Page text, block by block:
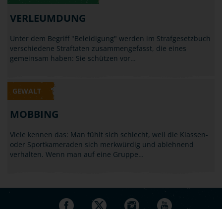
VERLEUMDUNG
Unter dem Begriff "Beleidigung" werden im Strafgesetzbuch
verschiedene Straftaten zusammengefasst, die eines
gemeinsam haben: Sie schützen vor…
GEWALT
MOBBING
Viele kennen das: Man fühlt sich schlecht, weil die Klassen-
oder Sportkameraden sich merkwürdig und ablehnend
verhalten. Wenn man auf eine Gruppe…